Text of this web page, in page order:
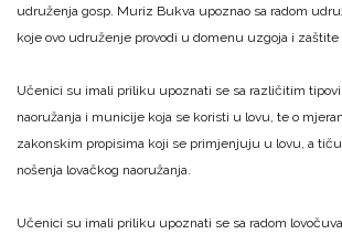
udruženja gosp. Muriz Bukva upoznao sa radom
koje ovo udruženje provodi u domenu uzgoja i zaštite
Učenici su imali priliku upoznati se sa različitim
naoružanja i municije koja se koristi u lovu, te o
zakonskim propisima koji se primjenjuju u lovu, a tiču
nošenja lovačkog naoružanja.
Učenici su imali priliku upoznati se sa radom